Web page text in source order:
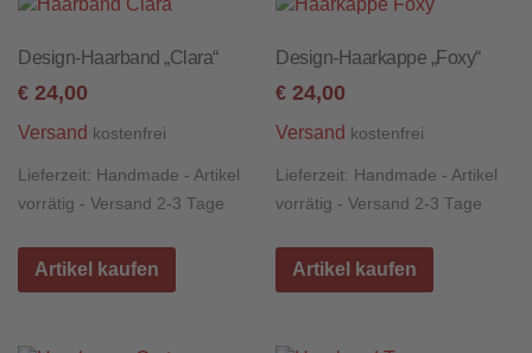
Design-Haarband „Clara“
€ 24,00
Versand kostenfrei
Lieferzeit: Handmade - Artikel
vorrätig - Versand 2-3 Tage
Artikel kaufen
Design-Haarkappe „Foxy“
€ 24,00
Versand kostenfrei
Lieferzeit: Handmade - Artikel
vorrätig - Versand 2-3 Tage
Artikel kaufen